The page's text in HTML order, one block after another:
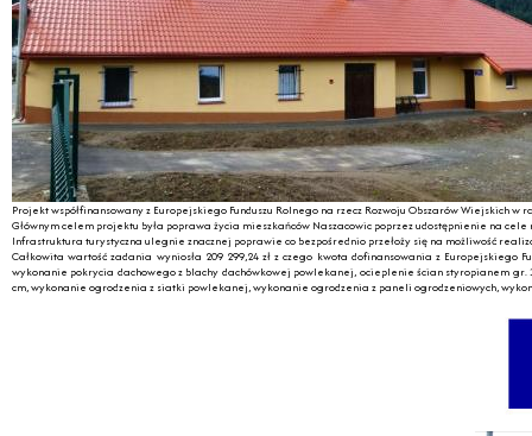
Projekt współfinansowany z Europejskiego Funduszu Rolnego na rzecz Rozwoju Obszarów Wiejskich
Głównym celem projektu była poprawa życia mieszkańców Naszacowic poprzez udostępnienie na
Infrastruktura turystyczna ulegnie znacznej poprawie co bezpośrednio przełoży się na możliwość
Całkowita wartość zadania wyniosła 209 299,24 zł z czego kwota dofinansowania z
wykonanie pokrycia dachowego z blachy dachówkowej powlekanej, ocieplenie ścian styropianem
cm, wykonanie ogrodzenia z siatki powlekanej, wykonanie ogrodzenia z paneli ogrodzeniowych,